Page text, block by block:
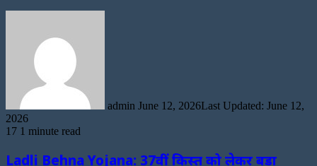
admin June 12, 2026Last Updated: June 12,
2026
17 1 minute read
Ladli Behna Yojana: 37वीं किस्त को लेकर बड़ा